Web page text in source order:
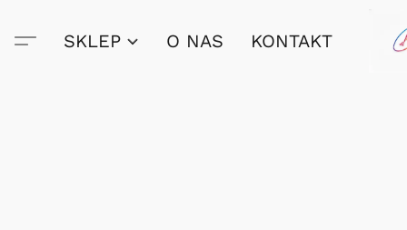
SKLEP O NAS KONTAKT